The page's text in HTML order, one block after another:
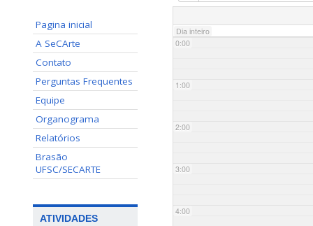
Pagina inicial
A SeCArte
Contato
Perguntas Frequentes
Equipe
Organograma
Relatórios
Brasão
UFSC/SECARTE
ATIVIDADES
Dia inteiro
0:00
1:00
2:00
3:00
4:00